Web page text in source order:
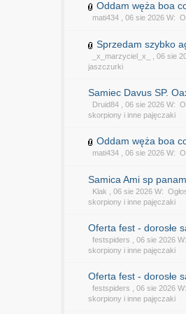
Oddam węża boa
mati434 , 06 sie 2026 W:
Sprzedam szybko
_x_marzyciel_x_ , 06 sie
jaszczurki
Samiec Davus SP.
Druid84 , 06 sie 2026 W:
skorpiony i inne pajęczaki
Oddam węża boa
mati434 , 06 sie 2026 W:
Samica Ami sp
Klak , 06 sie 2026 W:
skorpiony i inne pajęczaki
Oferta fest - dorosłe
festspiders , 06 sie 2026 W:
skorpiony i inne pajęczaki
Oferta fest - dorosłe
festspiders , 06 sie 2026 W:
skorpiony i inne pajęczaki